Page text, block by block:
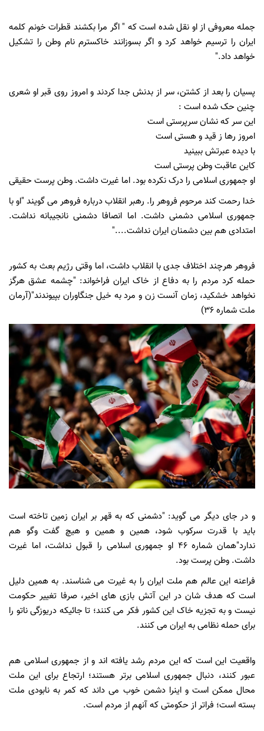
جمله معروفی از او نقل شده است که " اگر مرا بکشند قطرات خونم کلمه
ایران را ترسیم خواهد کرد و اگر بسوزانند خاکسترم نام وطن را تشکیل
خواهد داد."
پسیان را بعد از کشتن، سر از بدنش جدا کردند و امروز روی قبر او شعری
چنین حک شده است :
این سر که نشان سرپرستی است
امروز رها ز قید و هستی است
با دیده عبرتش ببینید
کاین عاقبت وطن پرستی است
او جمهوری اسلامی را درک نکرده بود. اما غیرت داشت. وطن پرست حقیقی
خدا رحمت کند مرحوم فروهر را. رهبر انقلاب درباره فروهر می گویند "او با
جمهوری اسلامی دشمنی داشت. اما انصافا دشمنی نانجیبانه نداشت.
امتدادی هم بین دشمنان ایران نداشت...."
فروهر هرچند اختلاف جدی با انقلاب داشت، اما وقتی رژیم بعث به کشور
حمله کرد مردم را به دفاع از خاک ایران فراخواند: "چشمه عشق هرگز
نخواهد خشکید، زمان آنست زن و مرد به خیل جنگاوران بپیوندند"(آرمان
ملت شماره 36)
و در جای دیگر می گوید: "دشمنی که به قهر بر ایران زمین تاخته است
باید با قدرت سرکوب شود، همین و همین و هیچ گفت وگو هم
ندارد"همان شماره 46 او جمهوری اسلامی را قبول نداشت، اما غیرت
داشت. وطن پرست بود.
فراعنه این عالم هم ملت ایران را به غیرت می شناسند. به همین دلیل
است که هدف شان در این آتش بازی های اخیر، صرفا تغییر حکومت
نیست و به تجزیه خاک این کشور فکر می کنند؛ تا جائیکه دریوزگی ناتو را
برای حمله نظامی به ایران می کنند.
واقعیت این است که این مردم رشد یافته اند و از جمهوری اسلامی هم
عبور کنند، دنبال جمهوری اسلامی برتر هستند؛ ارتجاع برای این ملت
محال ممکن است و اینرا دشمن خوب می داند که کمر به نابودی ملت
بسته است؛ فراتر از حکومتی که آنهم از مردم است.